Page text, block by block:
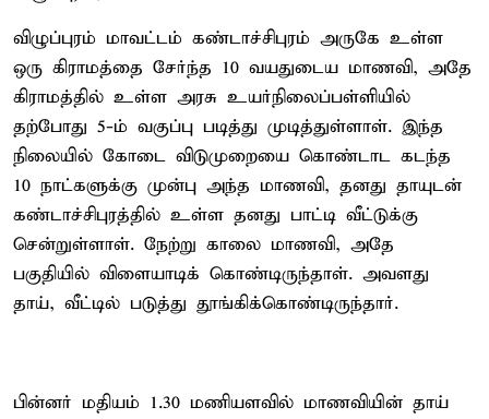
விழுப்புரம் மாவட்டம் கண்டாச்சிபுரம் அருகே உள்ள
ஒரு கிராமத்தை சேர்ந்த 10 வயதுடைய மாணவி, அதே
கிராமத்தில் உள்ள அரசு உயர்நிலைப்பள்ளியில்
தற்போது 5-ம் வகுப்பு படித்து முடித்துள்ளாள். இந்த
நிலையில் கோடை விடுமுறையை கொண்டாட கடந்த
10 நாட்களுக்கு முன்பு அந்த மாணவி, தனது தாயுடன்
கண்டாச்சிபுரத்தில் உள்ள தனது பாட்டி வீட்டுக்கு
சென்றுள்ளாள். நேற்று காலை மாணவி, அதே
பகுதியில் விளையாடிக் கொண்டிருந்தாள். அவளது
தாய், வீட்டில் படுத்து தூங்கிக்கொண்டிருந்தார்.
பின்னர் மதியம் 1.30 மணியளவில் மாணவியின் தாய்